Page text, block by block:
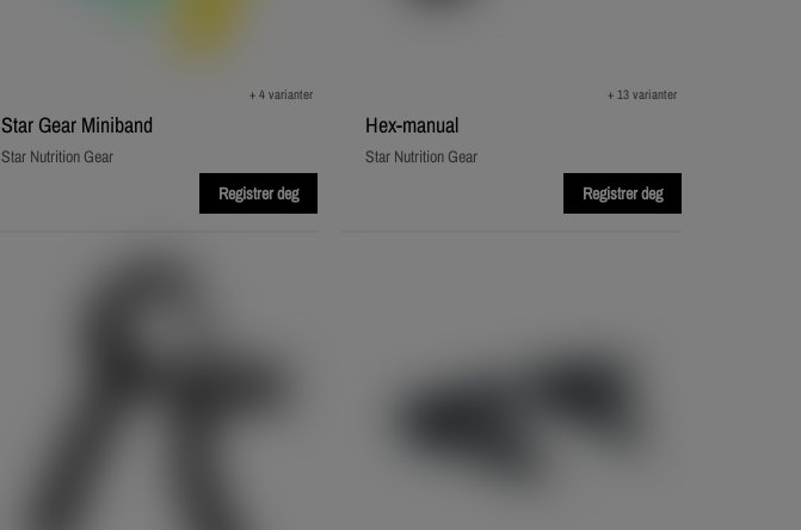
Star Gear Miniband
+ 4 varianter
Star Nutrition Gear
Registrer deg
Hex‑manual
+ 13 varianter
Star Nutrition Gear
Registrer deg